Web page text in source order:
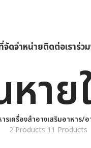
จัดจำหน่ายติดต่อเราร่ว
าย
รเครื่องสำอาง
2 Products
เสริมอาหาร/อ
11 Products